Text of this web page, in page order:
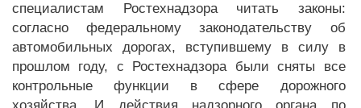
специалистам Ростехнадзора читать законы:
согласно федеральному законодательству об
автомобильных дорогах, вступившему в силу в
прошлом году, с Ростехнадзора были сняты все
контрольные функции в сфере дорожного